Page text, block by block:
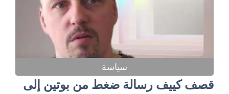
سياسة
قصف كييف رسالة ضغط من بوتين إلى